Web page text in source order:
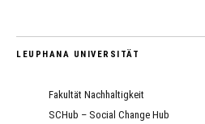
LEUPHANA UNIVERSITÄT
Fakultät Nachhaltigkeit
SCHub – Social Change Hub